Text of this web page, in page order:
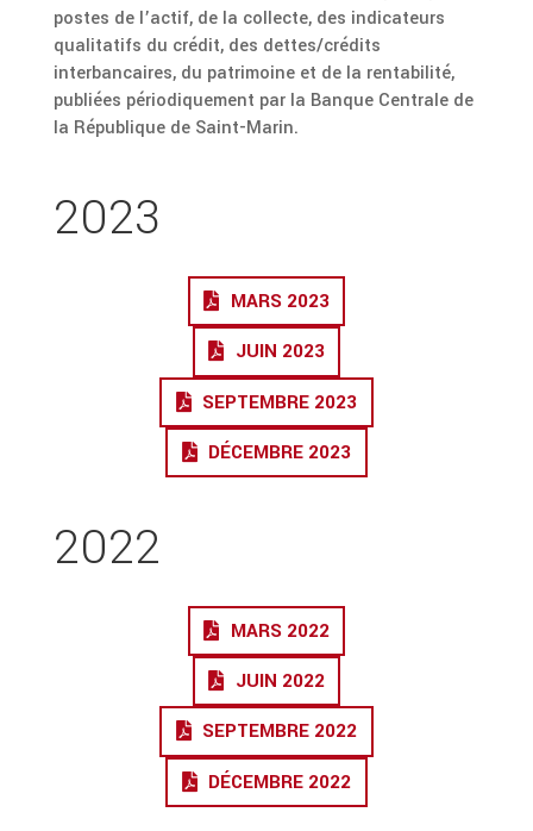
postes de l’actif, de la collecte, des indicateurs
qualitatifs du crédit, des dettes/crédits
interbancaires, du patrimoine et de la rentabilité,
publiées périodiquement par la Banque Centrale de
la République de Saint-Marin.
2023
MARS 2023
JUIN 2023
SEPTEMBRE 2023
DÉCEMBRE 2023
2022
MARS 2022
JUIN 2022
SEPTEMBRE 2022
DÉCEMBRE 2022